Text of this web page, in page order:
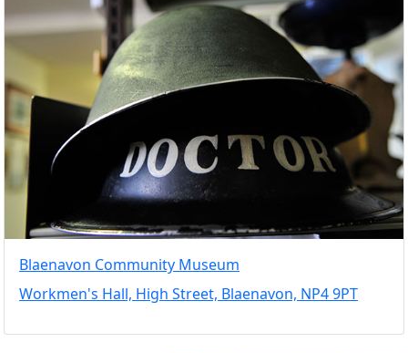
Blaenavon Community Museum
Workmen's Hall, High Street, Blaenavon, NP4 9PT